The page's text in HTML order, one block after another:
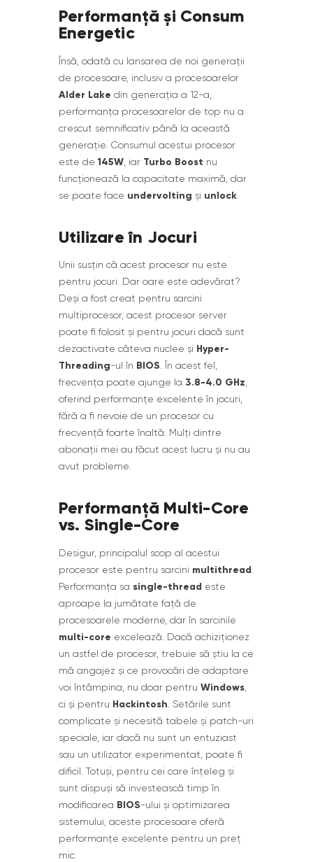
Performanță și Consum
Energetic
Însă, odată cu lansarea de noi generații
de procesoare, inclusiv a procesoarelor
Alder Lake din generația a 12-a,
performanța procesoarelor de top nu a
crescut semnificativ până la această
generație. Consumul acestui procesor
este de145W , iar Turbo Boost nu
funcționează la capacitate maximă, dar
se poate face undervolting și unlock
Utilizare în Jocuri
Unii susțin că acest procesor nu este
pentru jocuri. Dar oare este adevărat?
Deși a fost creat pentru sarcini
multiprocesor, acest procesor server
poate fi folosit și pentru jocuri dacă sunt
dezactivate câteva nuclee și Hyper-
Threading-ul în BIOS . În acest fel,
frecvența poate ajunge la 3.8-4.0 GHz
oferind performanțe excelente în jocuri,
fără a fi nevoie de un procesor cu
frecvență foarte înaltă. Mulți dintre
abonații mei au făcut acest lucru și nu au
avut probleme.
Performanță Multi-Core
vs. Single-Core
Desigur, principalul scop al acestui
procesor este pentru sarcini multithread
Performanța sa single-thread este
aproape la jumătate față de
procesoarele moderne, dar în sarcinile
multi-core excelează. Dacă achiziționez
un astfel de procesor, trebuie să știu la ce
mă angajez și ce provocări de adaptare
voi întâmpina, nu doar pentru Windows
ci și pentru Hackintosh . Setările sunt
complicate și necesită tabele și patch-uri
speciale, iar dacă nu sunt un entuziast
sau un utilizator experimentat, poate fi
dificil. Totuși, pentru cei care înțeleg și
sunt dispuși să investească timp în
modificarea BIOS-ului și optimizarea
sistemului, aceste procesoare oferă
performanțe excelente pentru un preț
mic.